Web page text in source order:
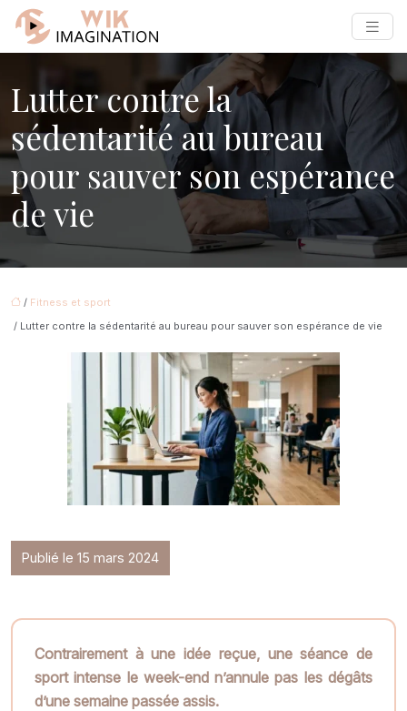
Lutter contre la
sédentarité au bureau
pour sauver son espérance
de vie
/ Fitness et sport
/ Lutter contre la sédentarité au bureau pour sauver son espérance de vie
Publié le 15 mars 2024
Contrairement à une idée reçue, une séance de
sport intense le week-end n’annule pas les dégâts
d’une semaine passée assis.